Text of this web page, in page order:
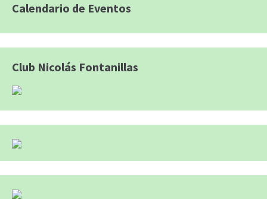
Calendario de Eventos
Club Nicolás Fontanillas